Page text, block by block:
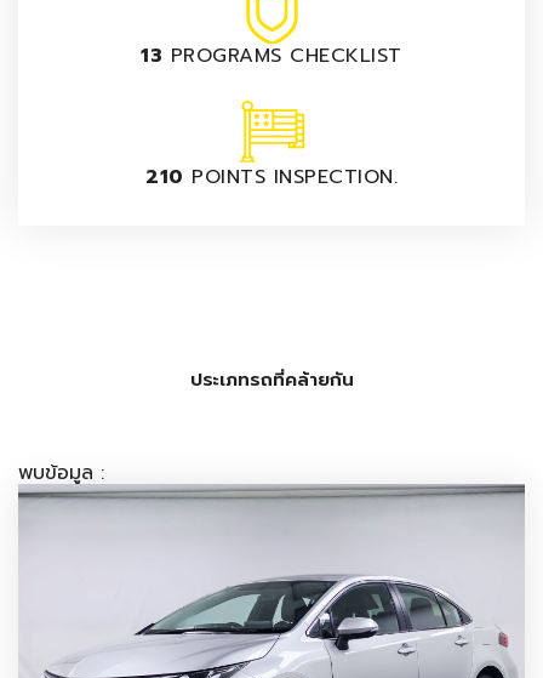
13 PROGRAMS CHECKLIST
210 POINTS INSPECTION.
ประเภทรถที่คล้ายกัน
พบข้อมูล :